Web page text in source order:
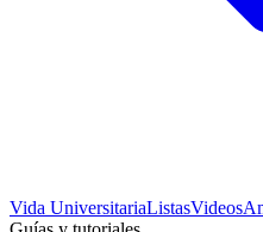
Vida UniversitariaListasVideos